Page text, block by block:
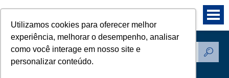
Utilizamos cookies para oferecer melhor
experiência, melhorar o desempenho, analisar
como você interage em nosso site e
personalizar conteúdo.
Produtos - Padrões de